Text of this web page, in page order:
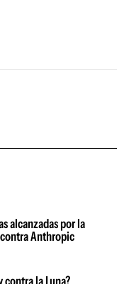
alcanzadas por la
Anthropic